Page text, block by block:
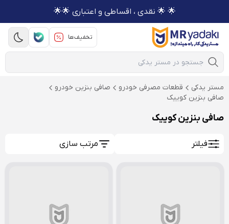
🌟 🌟 نقدی ، اقساطی و اعتباری 🌟🌟
تخفیف‌ها
Mobile Search
مستر یدکی قطعات مصرفی خودرو
صافی بنزین خودرو
صافی بنزین کوییک
صافی بنزین کوییک
فیلتر مرتب سازی